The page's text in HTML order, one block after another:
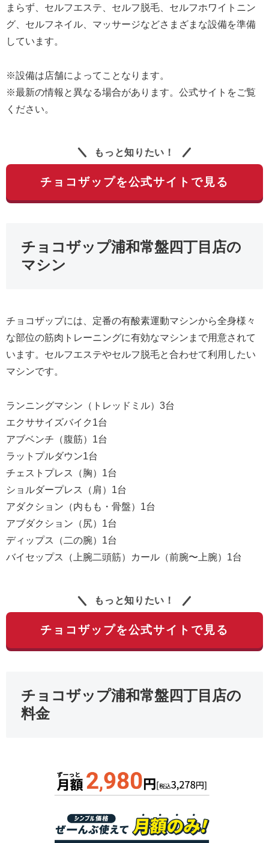
まらず、セルフエステ、セルフ脱毛、セルフホワイトニン
グ、セルフネイル、マッサージなどさまざまな設備を準備
しています。
※設備は店舗によってことなります。
※最新の情報と異なる場合があります。公式サイトをご覧
ください。
もっと知りたい！
チョコザップを公式サイトで見る
チョコザップ浦和常盤四丁目店の
マシン
チョコザップには、定番の有酸素運動マシンから全身様々
な部位の筋肉トレーニングに有効なマシンまで用意されて
います。セルフエステやセルフ脱毛と合わせて利用したい
マシンです。
ランニングマシン（トレッドミル）3台
エクササイズバイク1台
アブベンチ（腹筋）1台
ラットプルダウン1台
チェストプレス（胸）1台
ショルダープレス（肩）1台
アダクション（内もも・骨盤）1台
アブダクション（尻）1台
ディップス（二の腕）1台
バイセップス（上腕二頭筋）カール（前腕〜上腕）1台
もっと知りたい！
チョコザップを公式サイトで見る
チョコザップ浦和常盤四丁目店の
料金